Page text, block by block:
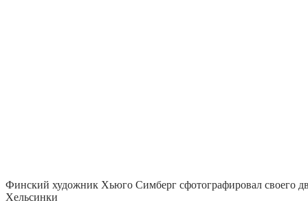
Финский художник Хьюго Симберг сфотографировал своего
Хельсинки